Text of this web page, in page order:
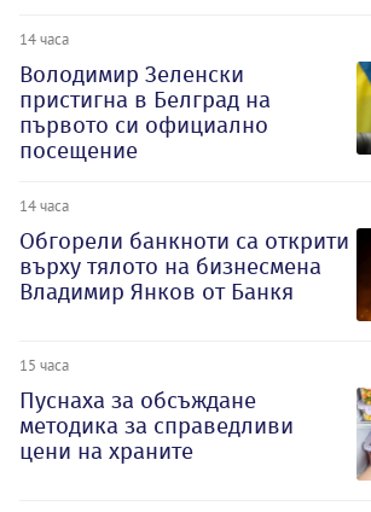
14 часа
Володимир Зеленски
пристигна в Белград на
първото си официално
посещение
14 часа
Обгорели банкноти са открити
върху тялото на бизнесмена
Владимир Янков от Банкя
15 часа
Пуснаха за обсъждане
методика за справедливи
цени на храните